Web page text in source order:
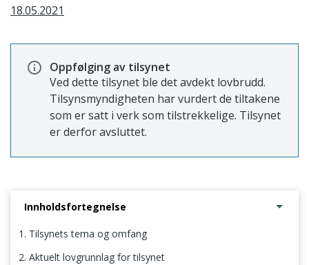
18.05.2021
Oppfølging av tilsynet
Ved dette tilsynet ble det avdekt lovbrudd.
Tilsynsmyndigheten har vurdert de tiltakene
som er satt i verk som tilstrekkelige. Tilsynet
er derfor avsluttet.
Innholdsfortegnelse
1. Tilsynets tema og omfang
2. Aktuelt lovgrunnlag for tilsynet